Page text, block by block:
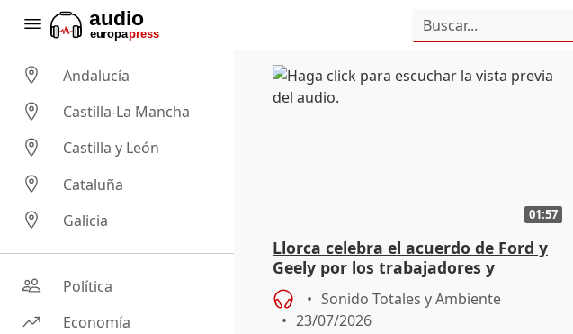
Andalucía
Castilla-La Mancha
Castilla y León
Cataluña
Galicia
Política
Economía
01:57
Llorca celebra el acuerdo de Ford y
Geely por los trabajadores y
proveedores de la fábrica
Sonido Totales y Ambiente
23/07/2026